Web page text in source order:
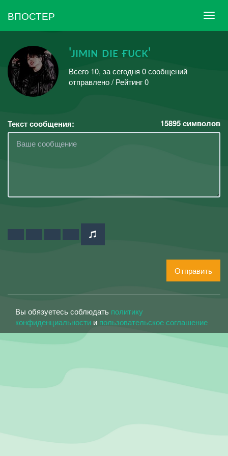
ВПОСТЕР
'ᴊɪᴍɪɴ ᴅɪᴇ ғᴜᴄᴋ'
Всего 10, за сегодня 0 сообщений
отправлено / Рейтинг 0
Текст сообщения: 15895символов
Отправить
Вы обязуетесь соблюдать политику
конфиденциальности и пользовательское соглашение